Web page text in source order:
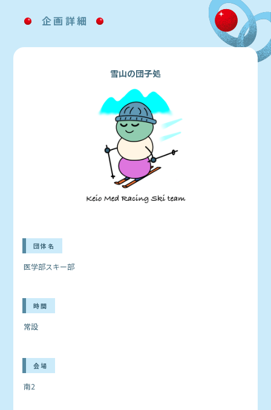
企画詳細
雪山の団子処
団体名
医学部スキー部
時間
常設
会場
南2